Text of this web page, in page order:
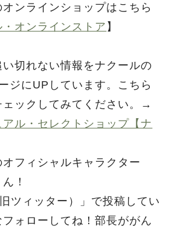
ンラインショップはこちら
オンラインストア 】
切れない情報をナクールの
ジにUPしています。こちら
ェックしてみてください。→
アル・セレクトショップ【ナ
フィシャルキャラクター
！
ツィッター）」で投稿してい
フォローしてね！部長ががん